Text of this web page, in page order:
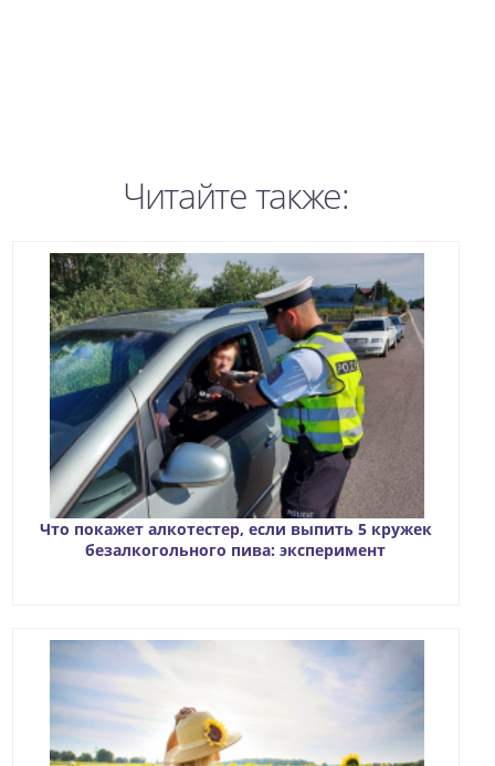
Читайте также:
Что покажет алкотестер, если выпить 5 кружек
безалкогольного пива: эксперимент